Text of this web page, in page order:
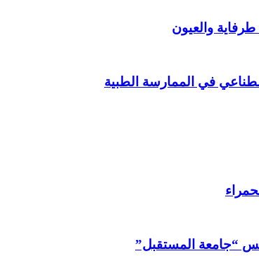
والعيون
في الممارسة الطبية